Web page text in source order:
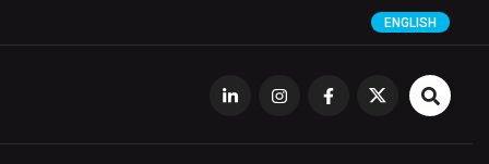
ENGLISH